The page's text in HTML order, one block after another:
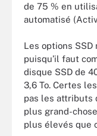
de 75 % en
automatisé
Les options
puisqu’il faut
disque SSD de
3,6 To. Certes
pas les attributs
plus grand-
plus élevés que